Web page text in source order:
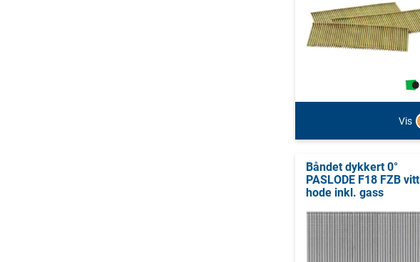
Vis
Båndet dykkert 0°
PASLODE F18 FZB vitt
hode inkl. gass